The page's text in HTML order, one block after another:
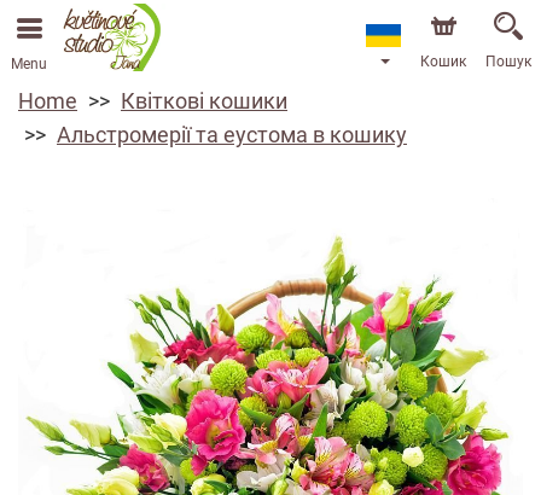
Menu Кошик Пошук
Home
Квіткові кошики
Альстромерії та еустома в кошику